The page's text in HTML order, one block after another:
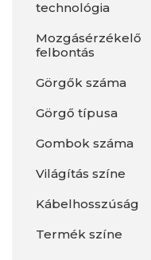
technológia
Mozgásérzékelő
felbontás
Görgők száma
Görgő típusa
Gombok száma
Világítás színe
Kábelhosszúság
Termék színe